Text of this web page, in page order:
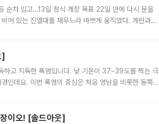
순차 입고…13일 정식 개장 목표 22일 만에 다시 문을
어 있는 진열대를 채우느라 바쁘게 움직였다. 계란과
]
하고 지독한 폭염입니다. 낮 기온이 37~39도를 찍는 극
인데요. 이번 폭염의 중심은 처음 영남을 비롯한 동쪽
이오! [솔드아웃]